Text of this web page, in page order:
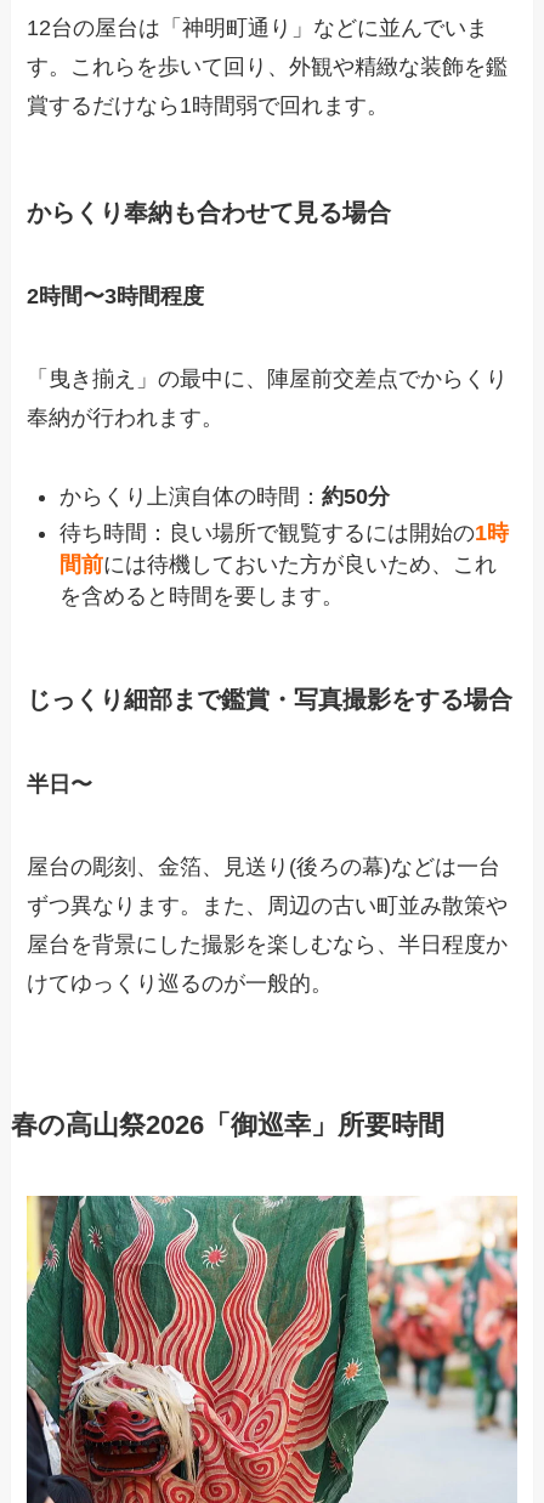
12台の屋台は「神明町通り」などに並んでいま
す。これらを歩いて回り、外観や精緻な装飾を鑑
賞するだけなら1時間弱で回れます。
からくり奉納も合わせて見る場合
2時間〜3時間程度
「曳き揃え」の最中に、陣屋前交差点でからくり
奉納が行われます。
からくり上演自体の時間：約50分
待ち時間：良い場所で観覧するには開始の1時
間前には待機しておいた方が良いため、これ
を含めると時間を要します。
じっくり細部まで鑑賞・写真撮影をする場合
半日〜
屋台の彫刻、金箔、見送り(後ろの幕)などは一台
ずつ異なります。また、周辺の古い町並み散策や
屋台を背景にした撮影を楽しむなら、半日程度か
けてゆっくり巡るのが一般的。
春の高山祭2026「御巡幸」所要時間